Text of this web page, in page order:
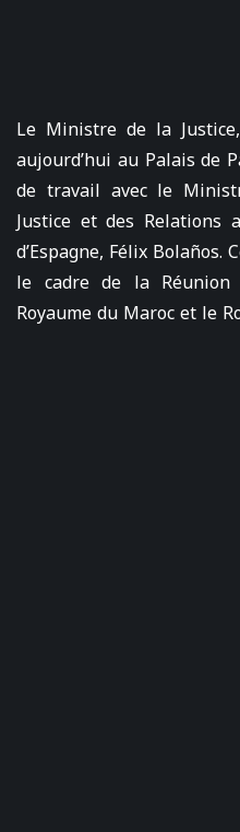
Le Ministre de la
aujourd’hui au Palais de
de travail avec le
Justice et des Relations
d’Espagne, Félix Bolaños.
le cadre de la
Royaume du Maroc et le